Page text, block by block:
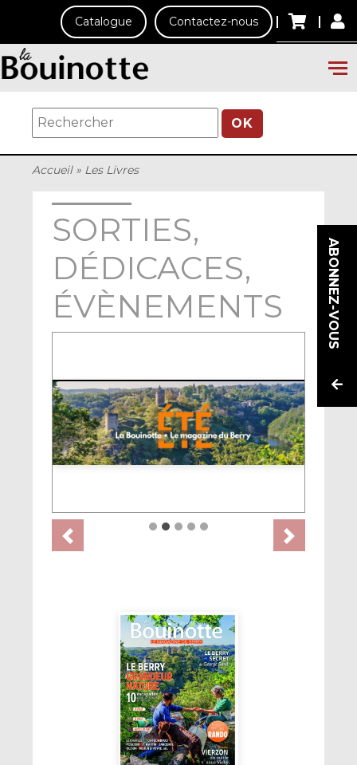
Catalogue Contactez-nous
OK
Accueil» Les Livres
ABONNEZ-VOUS
SORTIES,
DÉDICACES,
ÉVÈNEMENTS
Previous Next